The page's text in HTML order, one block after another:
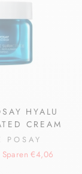
HYALU
CREAM
POSAY
Sparen €4,06